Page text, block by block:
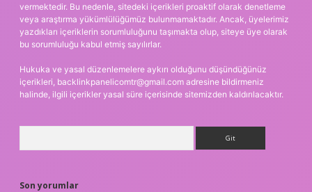
vermektedir. Bu nedenle, sitedeki içerikleri proaktif olarak denetleme
veya araştırma yükümlülüğümüz bulunmamaktadır. Ancak, üyelerimiz
yazdıkları içeriklerin sorumluluğunu taşımakta olup, siteye üye olarak
bu sorumluluğu kabul etmiş sayılırlar.
Hukuka ve yasal düzenlemelere aykırı olduğunu düşündüğünüz
içerikleri, backlinkpanelicomtr@gmail.com adresine bildirmeniz
halinde, ilgili içerikler yasal süre içerisinde sitemizden kaldırılacaktır.
Son yorumlar